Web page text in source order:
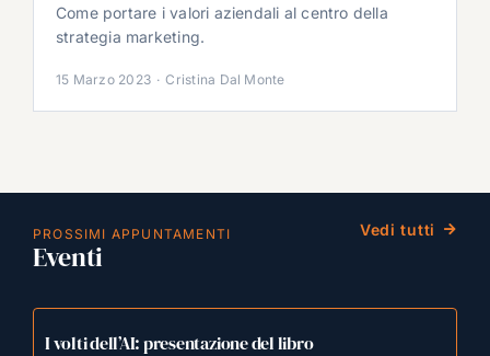
Come portare i valori aziendali al centro della
strategia marketing.
15 Marzo 2023 · Cristina Dal Monte
PROSSIMI APPUNTAMENTI
Eventi
Vedi tutti
I volti dell’AI: presentazione del libro